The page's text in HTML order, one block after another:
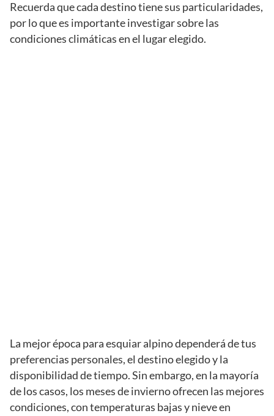
Recuerda que cada destino tiene sus particularidades,
por lo que es importante investigar sobre las
condiciones climáticas en el lugar elegido.
La mejor época para esquiar alpino dependerá de tus
preferencias personales, el destino elegido y la
disponibilidad de tiempo. Sin embargo, en la mayoría
de los casos, los meses de invierno ofrecen las mejores
condiciones, con temperaturas bajas y nieve en